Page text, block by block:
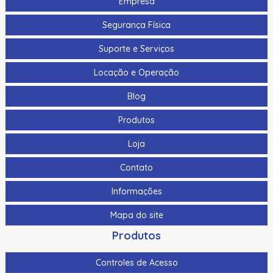
Kit de Limpeza Completo - 2 Cartões
Kit de Limpeza Completo Evolis
Kit de Limpeza Datacard (10 Peças)
Kit de Limpeza Datacard (10) Por Pacote
Kit de Limpeza de Cabeçote Térmico Evolis Headclean (25
Peças)
Kit de Limpeza de Poeira Evolis
Kit de Limpeza Evolis Cleaning Roller Dustclean (40 Peças)
Kit de limpeza Evolis Printerclean (para cartão Tr A5002)
Kit de limpeza Evolis Ultraclean
Kit de limpeza Fargo
Kit de Limpeza Fargo 86177 Para DTC / HDP
Segurança Física
Suporte e Serviços
Locação e Operação
Blog
Produtos
Loja
Contato
Informações
Mapa do site
Produtos
Controles de Acesso